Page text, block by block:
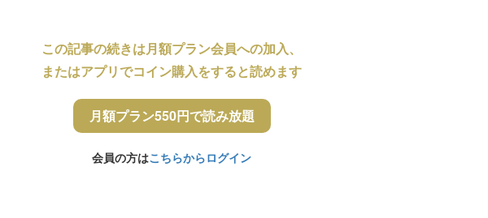
この記事の続きは月額プラン会員への加入、
またはアプリでコイン購入をすると読めます
月額プラン550円で読み放題
会員の方はこちらからログイン